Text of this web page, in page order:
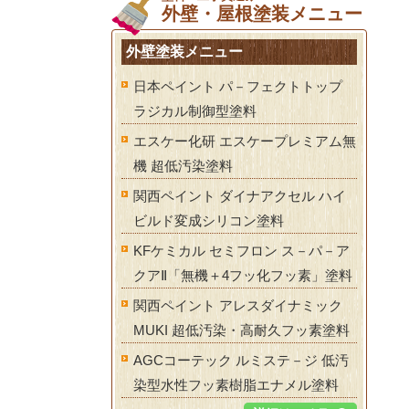
外壁・屋根塗装メニュー
外壁塗装メニュー
日本ペイント パ－フェクトトップ
ラジカル制御型塗料
エスケー化研 エスケープレミアム無
機 超低汚染塗料
関西ペイント ダイナアクセル ハイ
ビルド変成シリコン塗料
KFケミカル セミフロン ス－パ－ア
クアⅡ「無機＋4フッ化フッ素」塗料
関西ペイント アレスダイナミック
MUKI 超低汚染・高耐久フッ素塗料
AGCコーテック ルミステ－ジ 低汚
染型水性フッ素樹脂エナメル塗料